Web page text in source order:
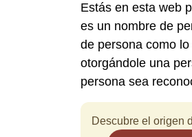
Estás en esta web
es un nombre de
de persona como
otorgándole una
persona sea
Descubre el origen